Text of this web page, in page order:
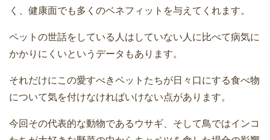
く、健康面でも多くのベネフィットを与えてくれます。
ペットの世話をしている人はしていない人に比べて病気に
かかりにくいというデータもあります。
それだけにこの愛すべきペットたちが日々口にする食べ物
について気を付けなければいけない点があります。
今回その代表的な動物であるウサギ、そして鳥ではインコ